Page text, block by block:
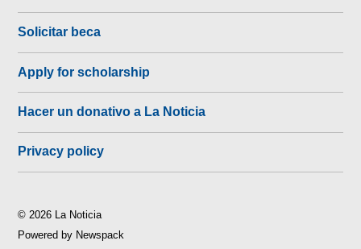
Solicitar beca
Apply for scholarship
Hacer un donativo a La Noticia
Privacy policy
© 2026 La Noticia
Powered by Newspack